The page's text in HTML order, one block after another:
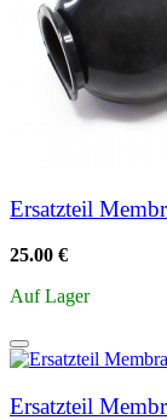
Ersatzteil
25.00 €
Auf Lager
Ersatzteil